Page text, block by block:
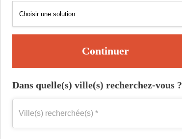
Continuer
Dans quelle(s) ville(s) recherchez-vous ?